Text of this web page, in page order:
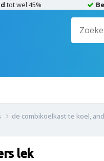
tot wel 45%
de combikoelkast te koel,
lek